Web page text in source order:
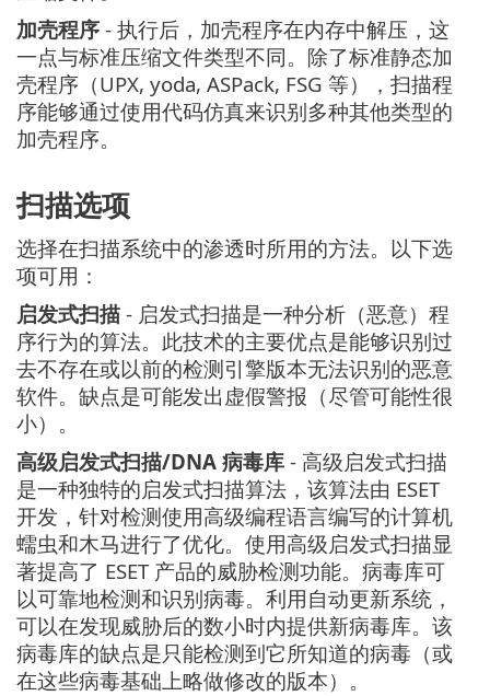
加壳程序 - 执行后，加壳程序在内存中解压，这
一点与标准压缩文件类型不同。除了标准静态加
壳程序（UPX, yoda, ASPack, FSG 等），扫描程
序能够通过使用代码仿真来识别多种其他类型的
加壳程序。
扫描选项
选择在扫描系统中的渗透时所用的方法。以下选
项可用：
启发式扫描 - 启发式扫描是一种分析（恶意）程
序行为的算法。此技术的主要优点是能够识别过
去不存在或以前的检测引擎版本无法识别的恶意
软件。缺点是可能发出虚假警报（尽管可能性很
小）。
高级启发式扫描/DNA 病毒库 - 高级启发式扫描
是一种独特的启发式扫描算法，该算法由 ESET
开发，针对检测使用高级编程语言编写的计算机
蠕虫和木马进行了优化。使用高级启发式扫描显
著提高了 ESET 产品的威胁检测功能。病毒库可
以可靠地检测和识别病毒。利用自动更新系统，
可以在发现威胁后的数小时内提供新病毒库。该
病毒库的缺点是只能检测到它所知道的病毒（或
在这些病毒基础上略做修改的版本）。